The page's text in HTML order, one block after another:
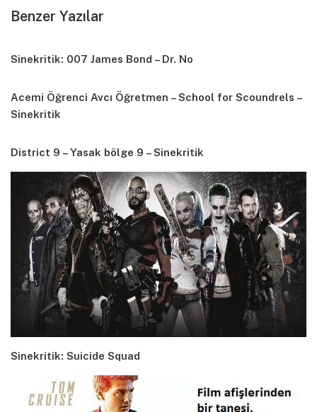
Benzer Yazılar
Sinekritik: 007 James Bond – Dr. No
Acemi Öğrenci Avcı Öğretmen – School for Scoundrels –
Sinekritik
District 9 – Yasak bölge 9 – Sinekritik
Sinekritik: Suicide Squad